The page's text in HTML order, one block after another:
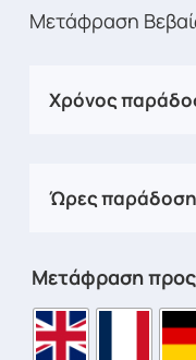
Μετάφραση
Χρόνος
Ώρες
Μετάφραση προς